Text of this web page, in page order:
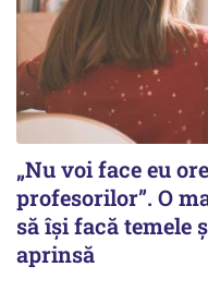
„Nu voi face eu
profesorilor”. O
să își facă temele
aprinsă